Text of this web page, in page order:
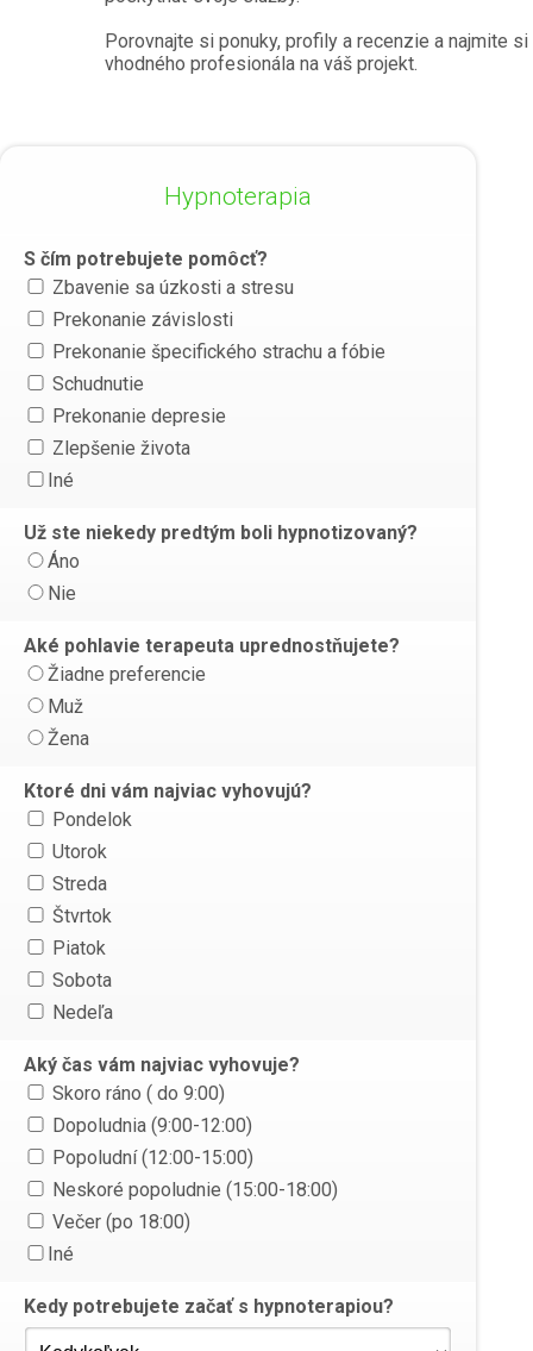
Porovnajte si ponuky, profily a recenzie a najmite si
vhodného profesionála na váš projekt.
Hypnoterapia
S čím potrebujete pomôcť?
Zbavenie sa úzkosti a stresu
Prekonanie závislosti
Prekonanie špecifického strachu a fóbie
Schudnutie
Prekonanie depresie
Zlepšenie života
Iné
Už ste niekedy predtým boli hypnotizovaný?
Áno
Nie
Aké pohlavie terapeuta uprednostňujete?
Žiadne preferencie
Muž
Žena
Ktoré dni vám najviac vyhovujú?
Pondelok
Utorok
Streda
Štvrtok
Piatok
Sobota
Nedeľa
Aký čas vám najviac vyhovuje?
Skoro ráno ( do 9:00)
Dopoludnia (9:00-12:00)
Popoludní (12:00-15:00)
Neskoré popoludnie (15:00-18:00)
Večer (po 18:00)
Iné
Kedy potrebujete začať s hypnoterapiou?